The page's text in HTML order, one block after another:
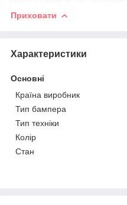
Приховати
Характеристики
Основні
Країна виробник
Тип бампера
Тип техніки
Колір
Стан